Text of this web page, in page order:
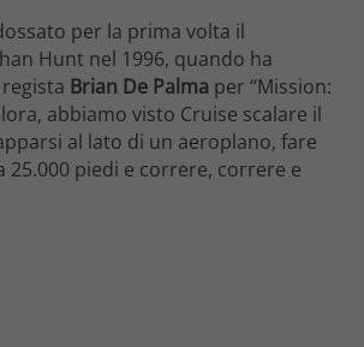
per la prima volta il
Hunt nel 1996, quando ha
Brian De Palma per “Mission:
abbiamo visto Cruise scalare il
al lato di un aeroplano, fare
25.000 piedi e correre, correre e